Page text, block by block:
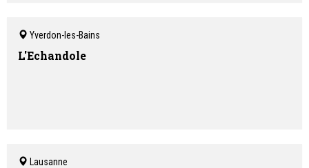
Yverdon-les-Bains
L'Echandole
Lausanne